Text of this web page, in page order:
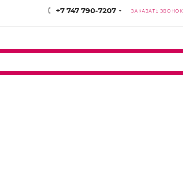
+7 747 790-7207 ЗАКАЗАТЬ ЗВОНОК